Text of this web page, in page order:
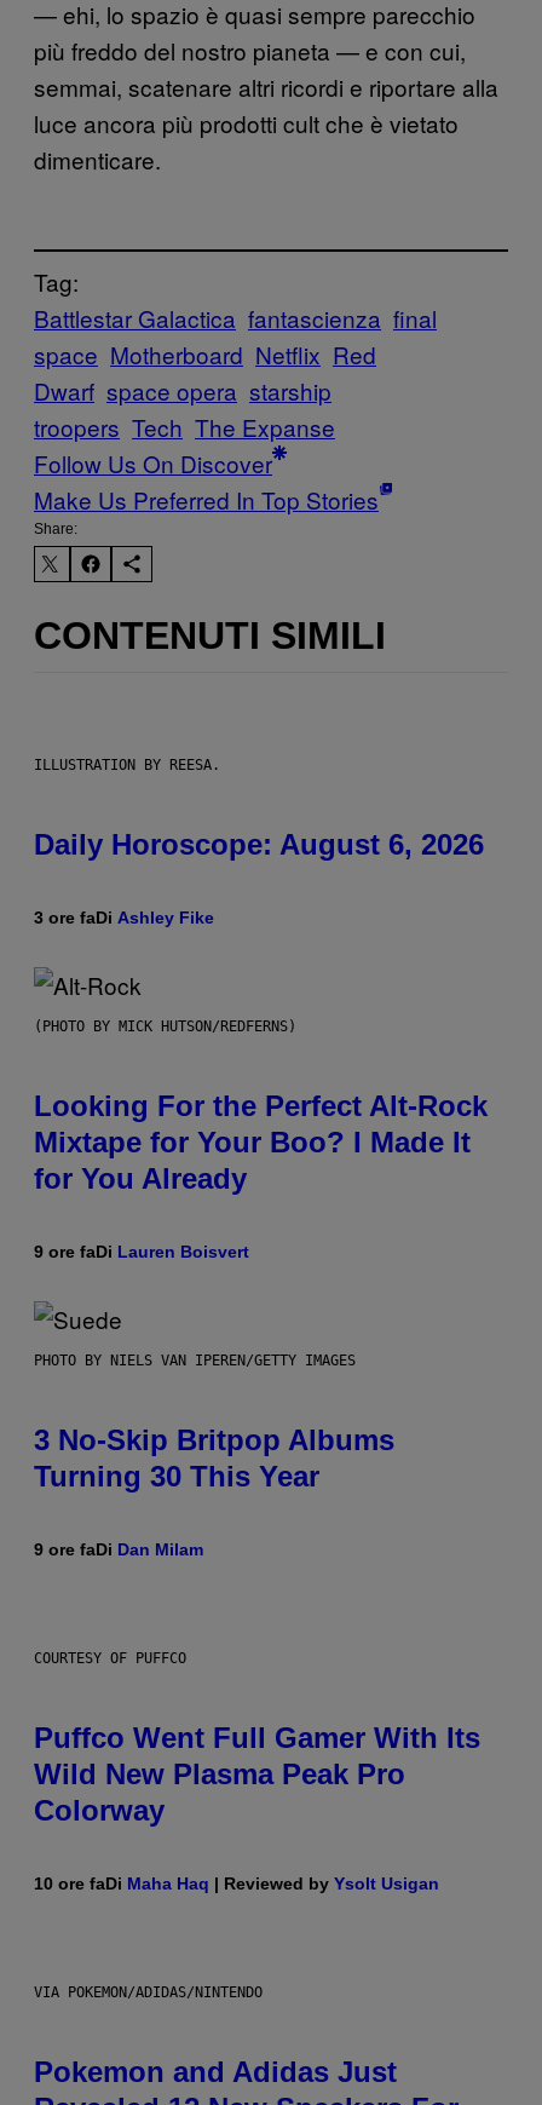
— ehi, lo spazio è quasi sempre parecchio
più freddo del nostro pianeta — e con cui,
semmai, scatenare altri ricordi e riportare alla
luce ancora più prodotti cult che è vietato
dimenticare.
Tag:
Battlestar Galactica fantascienza final
space Motherboard Netflix Red
Dwarf space opera starship
troopers Tech The Expanse
Follow Us On Discover
Make Us Preferred In Top Stories
Share:
CONTENUTI SIMILI
ILLUSTRATION BY REESA.
Daily Horoscope: August 6, 2026
3 ore faDi Ashley Fike
(PHOTO BY MICK HUTSON/REDFERNS)
Looking For the Perfect Alt-Rock
Mixtape for Your Boo? I Made It
for You Already
9 ore faDi Lauren Boisvert
PHOTO BY NIELS VAN IPEREN/GETTY IMAGES
3 No-Skip Britpop Albums
Turning 30 This Year
9 ore faDi Dan Milam
COURTESY OF PUFFCO
Puffco Went Full Gamer With Its
Wild New Plasma Peak Pro
Colorway
10 ore faDi Maha Haq | Reviewed by Ysolt Usigan
VIA POKEMON/ADIDAS/NINTENDO
Pokemon and Adidas Just